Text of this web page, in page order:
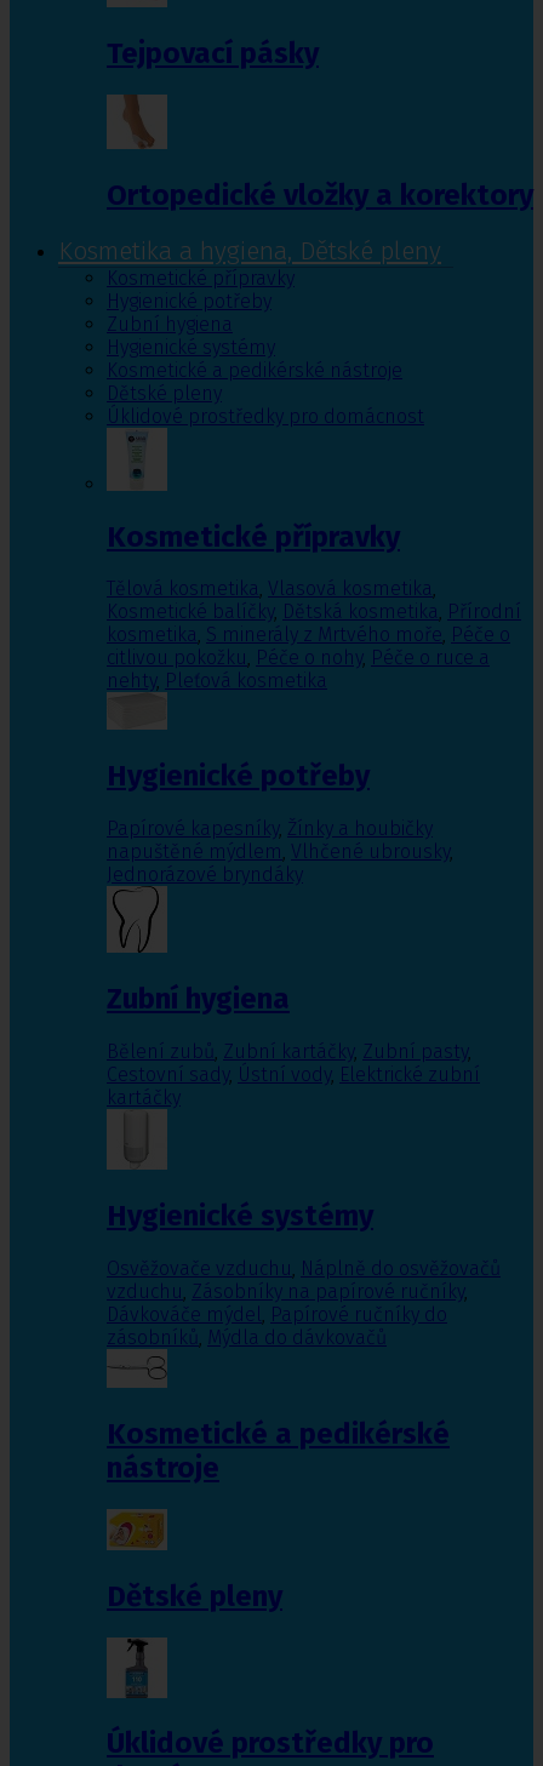
Tejpovací pásky
Ortopedické vložky a korektory
Kosmetika a hygiena, Dětské pleny
Kosmetické přípravky
Hygienické potřeby
Zubní hygiena
Hygienické systémy
Kosmetické a pedikérské nástroje
Dětské pleny
Úklidové prostředky pro domácnost
Kosmetické přípravky
Tělová kosmetika, Vlasová kosmetika,
Kosmetické balíčky, Dětská kosmetika, Přírodní
kosmetika, S minerály z Mrtvého moře, Péče o
citlivou pokožku, Péče o nohy, Péče o ruce a
nehty, Pleťová kosmetika
Hygienické potřeby
Papírové kapesníky, Žínky a houbičky
napuštěné mýdlem, Vlhčené ubrousky,
Jednorázové bryndáky
Zubní hygiena
Bělení zubů, Zubní kartáčky, Zubní pasty,
Cestovní sady, Ústní vody, Elektrické zubní
kartáčky
Hygienické systémy
Osvěžovače vzduchu, Náplně do osvěžovačů
vzduchu, Zásobníky na papírové ručníky,
Dávkováče mýdel, Papírové ručníky do
zásobníků, Mýdla do dávkovačů
Kosmetické a pedikérské
nástroje
Dětské pleny
Úklidové prostředky pro